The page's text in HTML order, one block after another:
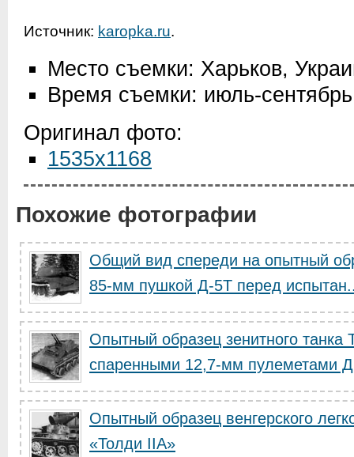
Источник: karopka.ru.
Место съемки: Харьков,
Время съемки: июль-
Оригинал фото:
1535x1168
Похожие фотографии
Общий вид спереди на опытный
85-мм пушкой Д-5Т перед
Опытный образец зенитного
спаренными 12,7-мм пулеметами
Опытный образец венгерского
«Толди IIA»